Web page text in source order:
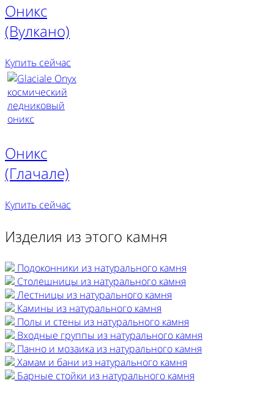
Оникс
(Вулкано)
Купить сейчас
Оникс
(Глачале)
Купить сейчас
Изделия из этого камня
Подоконники из натурального камня
Столешницы из натурального камня
Лестницы из натурального камня
Камины из натурального камня
Полы и стены из натурального камня
Входные группы из натурального камня
Панно и мозаика из натурального камня
Хамам и бани из натурального камня
Барные стойки из натурального камня